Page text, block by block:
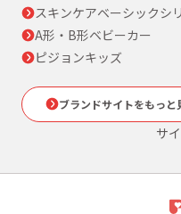
スキンケアベーシックシ
A形・B形ベビーカー
ピジョンキッズ
ブランドサイトをもっと
サ